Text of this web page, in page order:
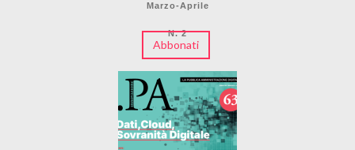
Marzo-Aprile
N. 2
Abbonati